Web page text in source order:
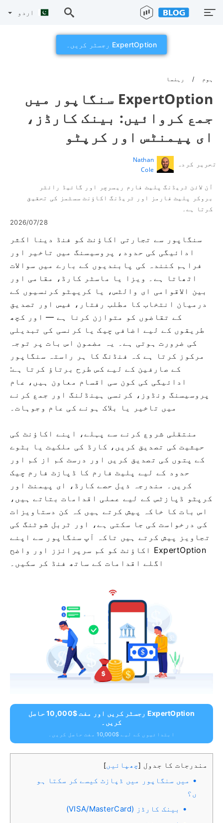
اردو
ExpertOption رجسٹر کریں۔
ہوم رہنما
ExpertOption سنگاپور میں
جمع کروائیں: بینک کارڈز،
ای پیمنٹس اور کرپٹو
تحریر کردہ
Nathan
Cole
آن لائن ٹریڈنگ پلیٹ فارم ریسرچر اور گائیڈ رائٹر
بروکر پلیٹ فارمز اور ٹریڈنگ اکاؤنٹ سسٹمز کی تحقیق
کرتا ہے۔
2026/07/28
سنگاپور سے تجارتی اکاؤنٹ کو فنڈ دینا اکثر
ادائیگی کی حدود، پروسیسنگ میں تاخیر اور
فراہم کنندہ کی پابندیوں کے بارے میں سوالات
اٹھاتا ہے۔ ویزا یا ماسٹر کارڈ، مقامی اور
بین الاقوامی ای والٹس، یا کریپٹو کرنسیوں کے
درمیان انتخاب کا مطلب رفتار، فیس اور تصدیق
کے تقاضوں کو متوازن کرنا ہے — اور کچھ
طریقوں کے لیے اضافی چیک یا کرنسی کی تبدیلی
کی ضرورت ہوتی ہے۔ یہ مضمون اس بات پر توجہ
مرکوز کرتا ہے کہ فنڈنگ ​​کا ہر راستہ سنگاپور
کے صارفین کے لیے کس طرح برتاؤ کرتا ہے:
ادائیگی کی کون سی اقسام معاون ہیں، عام
پروسیسنگ ونڈوز، کرنسی ہینڈلنگ اور جمع کرنے
میں تاخیر یا بلاک ہونے کی عام وجوہات۔
منتقلی شروع کرنے سے پہلے، اپنے اکاؤنٹ کی
حیثیت کی تصدیق کریں، کارڈ کی ملکیت یا بٹوے
کے پتوں کی تصدیق کریں اور درست کم از کم اور
حدود کے لیے پلیٹ فارم کا ڈپازٹ فارم چیک
کریں۔ مندرجہ ذیل حصے کارڈ، ای پیمنٹ اور
کرپٹو ڈپازٹس کے لیے عملی اقدامات بتاتے ہیں،
اس بات کا خاکہ پیش کرتے ہیں کہ کن دستاویزات
کی درخواست کی جا سکتی ہے، اور ٹربل شوٹنگ کی
تجاویز پیش کرتے ہیں تاکہ آپ سنگاپور سے اپنے
ExpertOption اکاؤنٹ کو کم سرپرائزز اور واضح
اگلے اقدامات کے ساتھ فنڈ کر سکیں۔
ExpertOption رجسٹر کریں اور مفت $10,000 حاصل
کریں۔
ابتدائیوں کے لیے $10,000 مفت حاصل کریں۔
مندرجات کا جدول [چھپائیں]
میں سنگاپور میں ڈپازٹ کیسے کر سکتا ہو
ں؟
بینک کارڈز (VISA/MasterCard)